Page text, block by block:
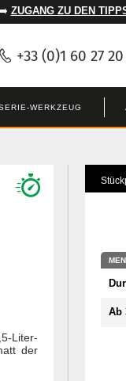
ZUGANG ZU DEN
+33 (0)1 60 27 20
WERKZEUG
Liter-
der
Ab